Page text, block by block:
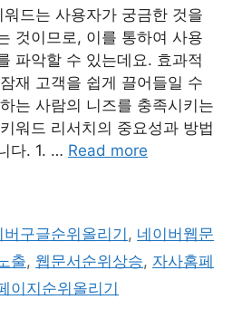
드는 사용자가 궁금한 것을
것이므로, 이를 통하여 사용
파악할 수 있는데요. 효과적
재 고객을 쉽게 끌어들일 수
는 사람의 니즈를 충족시키는
워드 리서치의 중요성과 방법
다. 1. … Read more
버구글순위올리기 , 네이버웹문
출, 웹문서순위상승, 자사홈페
이지순위올리기